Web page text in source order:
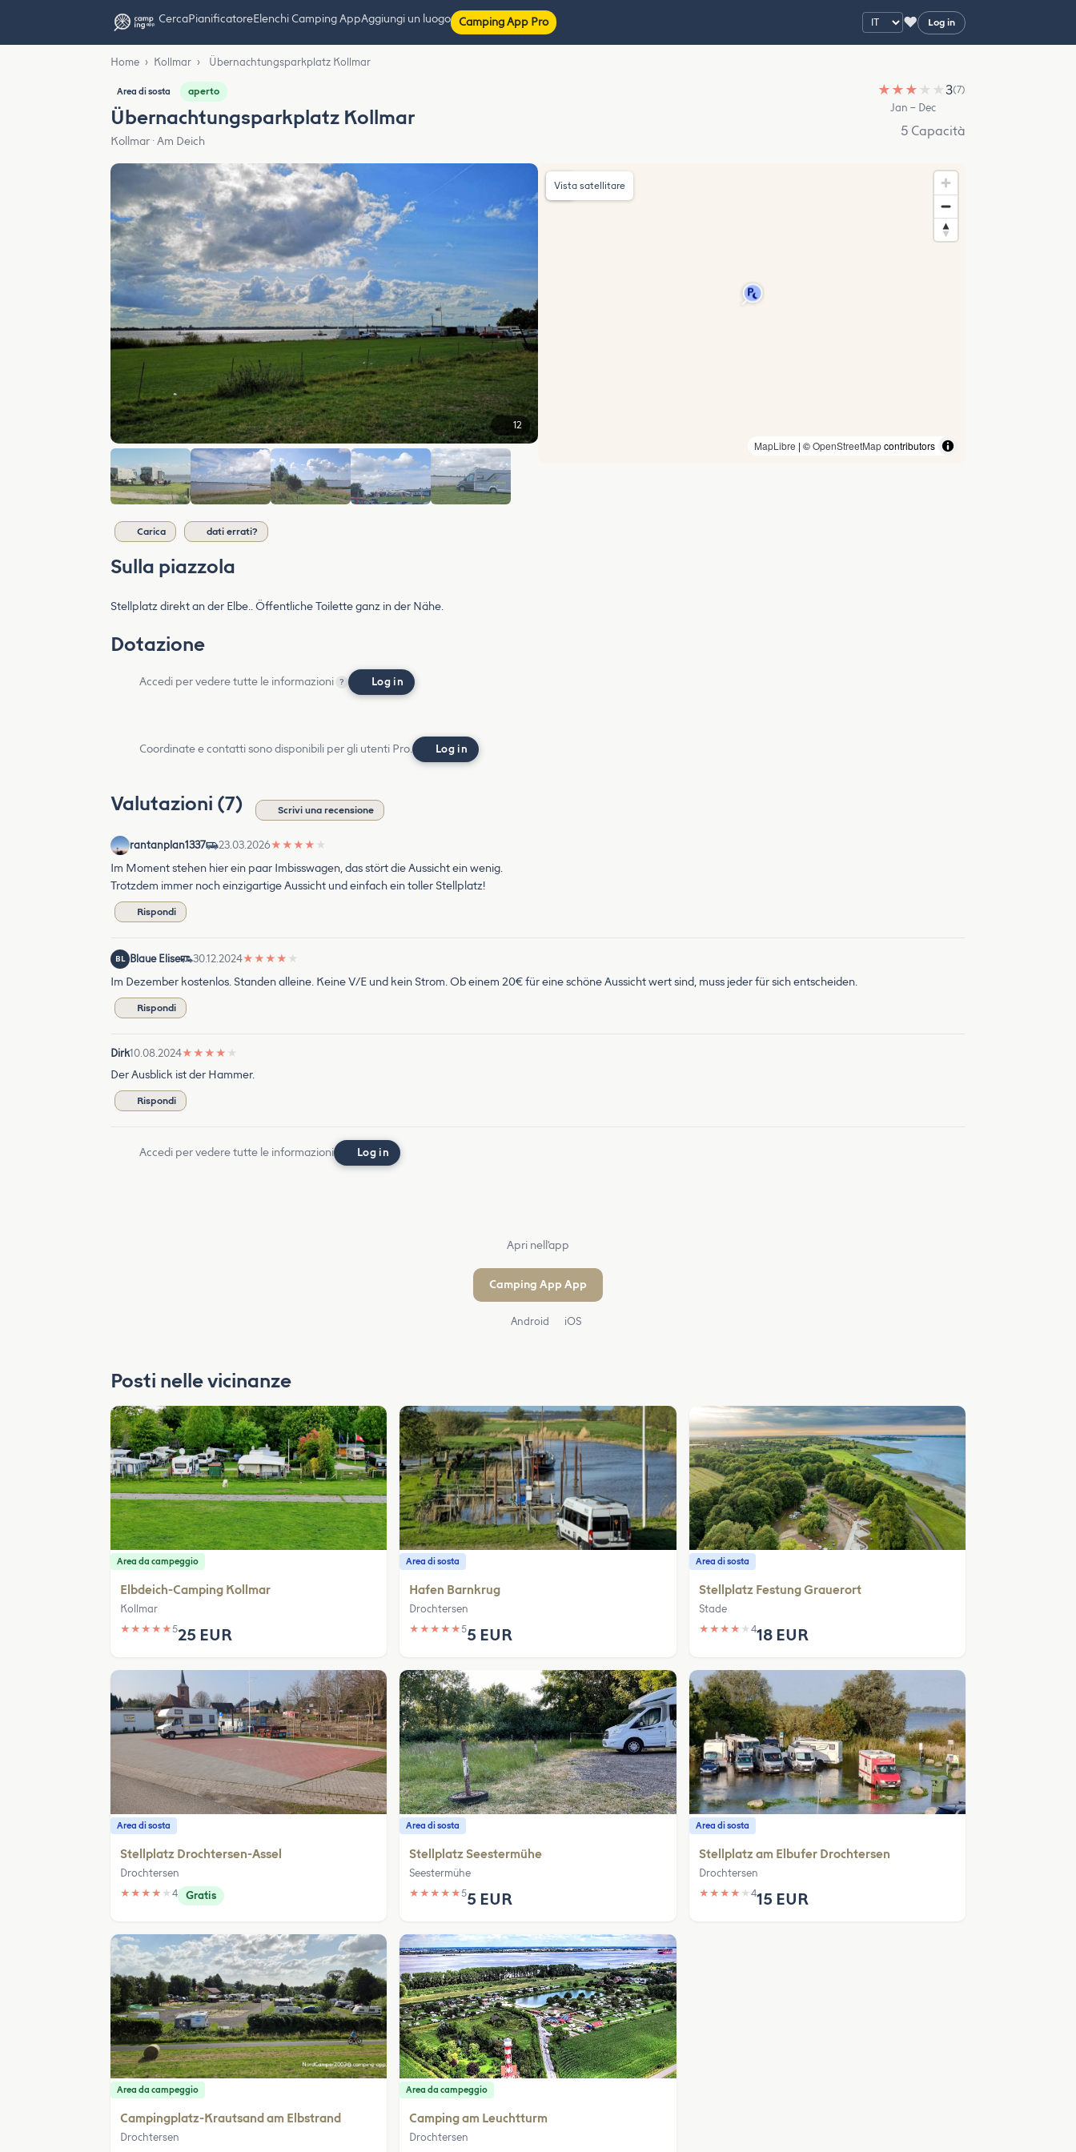
CercaPianificatoreElenchi Camping AppAggiungi un luogo Camping App Pro ♥ Log in
Home › Kollmar › Übernachtungsparkplatz Kollmar
Area di sosta aperto
Übernachtungsparkplatz Kollmar
Kollmar · Am Deich
★ ★ ★ ★ ★3(7)
Jan – Dec
5 Capacità
12
MapLibre | ©OpenStreetMapcontributors
Vista satellitare
Carica dati errati?
Sulla piazzola
Stellplatz direkt an der Elbe.. Öffentliche Toilette ganz in der Nähe.
Dotazione
Accedi per vedere tutte le informazioni ? Log in
Coordinate e contatti sono disponibili per gli utenti Pro. Log in
Valutazioni (7) Scrivi una recensione
rantanplan1337 23.03.2026★ ★ ★ ★ ★
Im Moment stehen hier ein paar Imbisswagen, das stört die Aussicht ein wenig.
Trotzdem immer noch einzigartige Aussicht und einfach ein toller Stellplatz!
Rispondi
BL Blaue Elise 30.12.2024★ ★ ★ ★ ★
Im Dezember kostenlos. Standen alleine. Keine V/E und kein Strom. Ob einem 20€ für eine schöne Aussicht wert sind, muss jeder für sich entscheiden.
Rispondi
Dirk10.08.2024★ ★ ★ ★ ★
Der Ausblick ist der Hammer.
Rispondi
Accedi per vedere tutte le informazioni Log in
Apri nell'app
Camping App App
Android iOS
Posti nelle vicinanze
Area da campeggio
Elbdeich-Camping Kollmar
Kollmar
★ ★ ★ ★ ★525 EUR
Area di sosta
Hafen Barnkrug
Drochtersen
★ ★ ★ ★ ★55 EUR
Area di sosta
Stellplatz Festung Grauerort
Stade
★ ★ ★ ★ ★ 418 EUR
Area di sosta
Stellplatz Drochtersen-Assel
Drochtersen
★ ★ ★ ★ ★ 4 Gratis
Area di sosta
Stellplatz Seestermühe
Seestermühe
★ ★ ★ ★ ★55 EUR
Area di sosta
Stellplatz am Elbufer Drochtersen
Drochtersen
★ ★ ★ ★ ★ 415 EUR
Area da campeggio
Campingplatz-Krautsand am Elbstrand
Drochtersen
Area da campeggio
Camping am Leuchtturm
Drochtersen